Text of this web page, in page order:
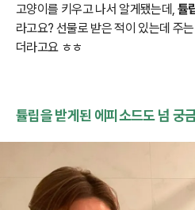
고양이를 키우고 나서 알게됐는데, 튤
라고요? 선물로 받은 적이 있는데 주
더라고요 ㅎㅎ
튤립을 받게된 에피소드도 넘 궁